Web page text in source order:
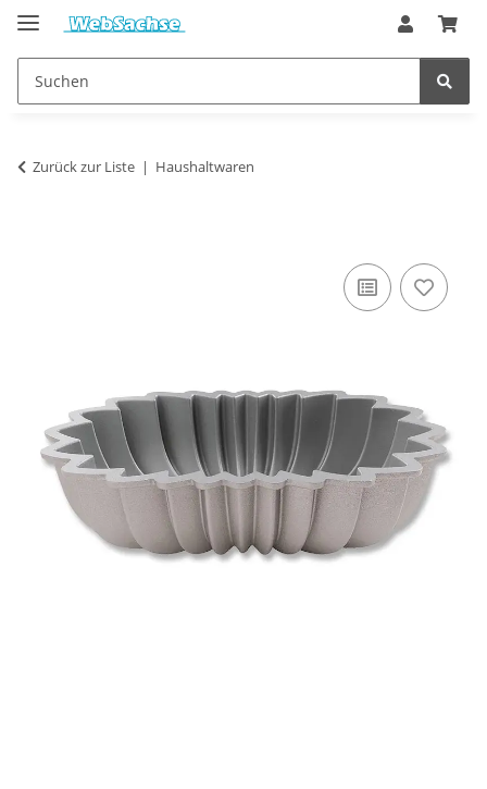
Zurück zur Liste Haushaltwaren